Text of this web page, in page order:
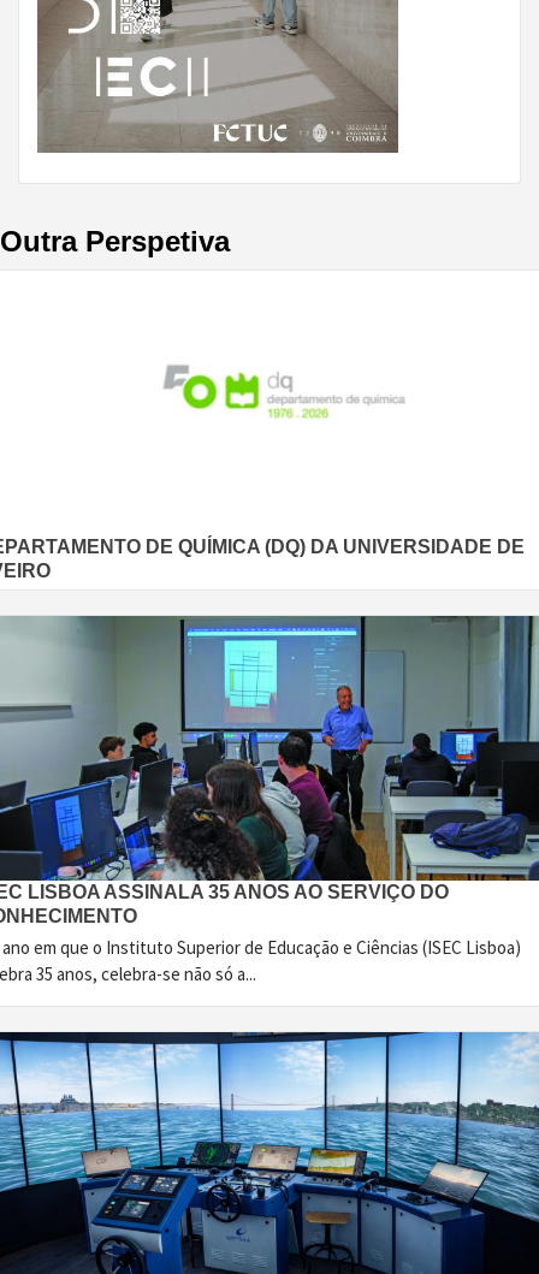
Outra Perspetiva
DE QUÍMICA (DQ) DA UNIVERSIDADE DE
LISBOA ASSINALA 35 ANOS AO SERVIÇO DO
em que o Instituto Superior de Educação e Ciências (ISEC Lisboa)
35 anos, celebra-se não só a...